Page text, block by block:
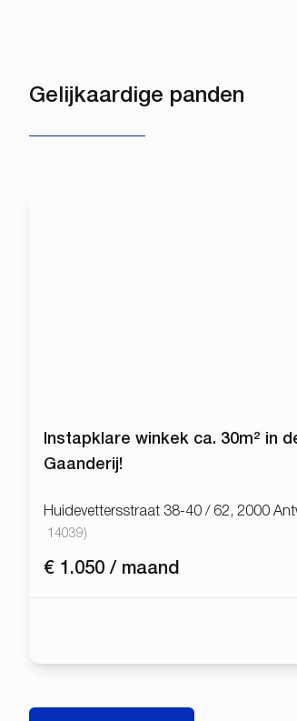
Gelijkaardige panden
Instapklare winkek ca. 30m² in
Gaanderij!
Huidevettersstraat 38-40 / 62, 2000
14039)
€ 1.050 / maand